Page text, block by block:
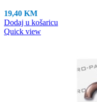
19,40 KM
Dodaj u košaricu
Quick view